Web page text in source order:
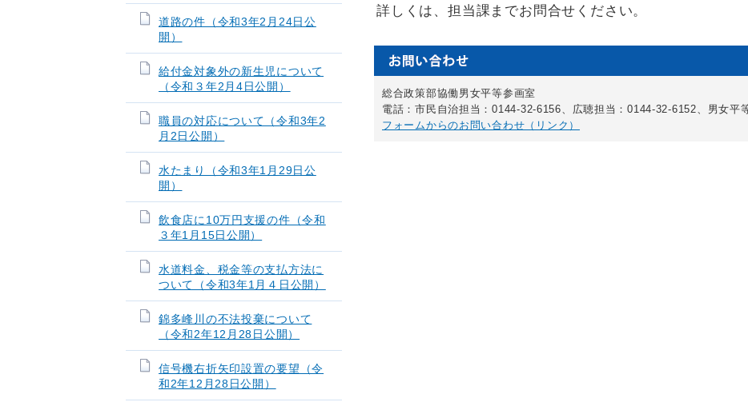
詳しくは、担当課までお問合せください。
総合政策部協働男女平等参画室
電話：市民自治担当：0144-32-6156、広聴担当：0144-32-6152、男女平
フォームからのお問い合わせ（リンク）
道路の件（令和3年2月24日公
開）
給付金対象外の新生児について
（令和３年2月4日公開）
職員の対応について（令和3年2
月2日公開）
水たまり（令和3年1月29日公
開）
飲食店に10万円支援の件（令和
３年1月15日公開）
水道料金、税金等の支払方法に
ついて（令和3年1月４日公開）
錦多峰川の不法投棄について
（令和2年12月28日公開）
信号機右折矢印設置の要望（令
和2年12月28日公開）